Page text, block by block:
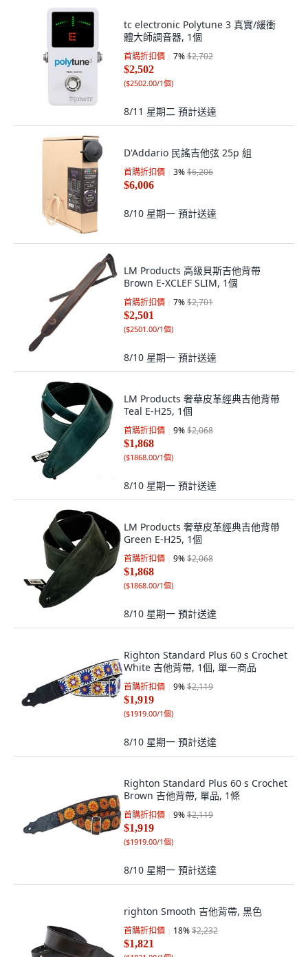
tc electronic Polytune 3 真實/緩衝
體大師調音器, 1個
首購折扣價 7%$2,702
$2,502
($2502.00/1個)
8/11 星期二 預計送達
D'Addario 民謠吉他弦 25p 組
首購折扣價 3%$6,206
$6,006
8/10 星期一 預計送達
LM Products 高級貝斯吉他背帶
Brown E-XCLEF SLIM, 1個
首購折扣價 7%$2,701
$2,501
($2501.00/1個)
8/10 星期一 預計送達
LM Products 奢華皮革經典吉他背帶
Teal E-H25, 1個
首購折扣價 9%$2,068
$1,868
($1868.00/1個)
8/10 星期一 預計送達
LM Products 奢華皮革經典吉他背帶
Green E-H25, 1個
首購折扣價 9%$2,068
$1,868
($1868.00/1個)
8/10 星期一 預計送達
Righton Standard Plus 60 s Crochet
White 吉他背帶, 1個, 單一商品
首購折扣價 9%$2,119
$1,919
($1919.00/1個)
8/10 星期一 預計送達
Righton Standard Plus 60 s Crochet
Brown 吉他背帶, 單品, 1條
首購折扣價 9%$2,119
$1,919
($1919.00/1個)
8/10 星期一 預計送達
righton Smooth 吉他背帶, 黑色
首購折扣價 18%$2,232
$1,821